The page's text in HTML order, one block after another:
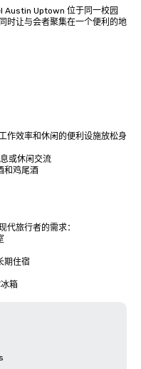
Austin Uptown 位于同一校园
时让与会者聚集在一个便利的地
作效率和休闲的便利设施放松身
或休闲交流
和鸡尾酒
代旅行者的需求：
期住宿
箱